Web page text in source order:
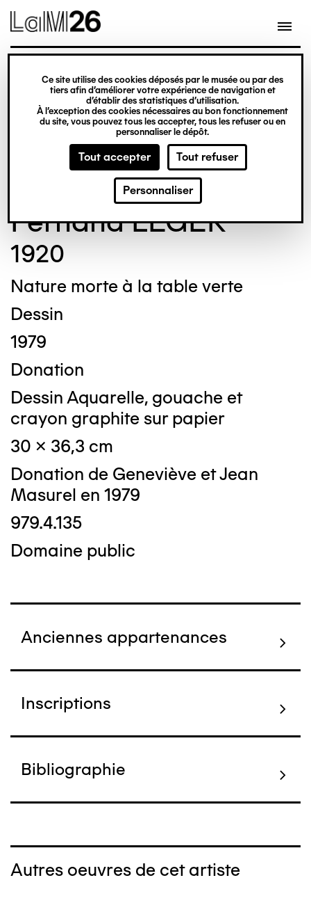
Gestion des cookies
Ce site utilise des cookies déposés par le musée ou par des
tiers afin d’améliorer votre expérience de navigation et
d’établir des statistiques d’utilisation.
À l’exception des cookies nécessaires au bon fonctionnement
du site, vous pouvez tous les accepter, tous les refuser ou en
personnaliser le dépôt.
Tout accepter Tout refuser
Personnaliser
contenu
© Crédit photo : Nicolas Dewitte/LaM Lille
métropole musée d’art moderne d’art
contemporain et d’art brut
Fernand LÉGER
1920
Nature morte à la table verte
Dessin
1979
Donation
Dessin Aquarelle, gouache et
crayon graphite sur papier
30 x 36,3 cm
Donation de Geneviève et Jean
Masurel en 1979
979.4.135
Domaine public
Anciennes appartenances
Inscriptions
Bibliographie
Autres oeuvres de cet artiste